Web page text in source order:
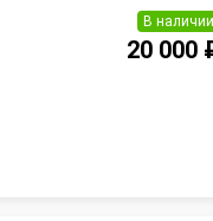
В наличии
20 000